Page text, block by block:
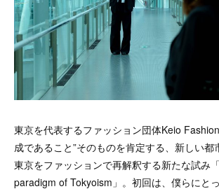
東京を代表するファッション団体Keio
成であること”そのものを肯定する、新しい都
東京をファッションで再解釈する新たな試み
paradigm of Tokyoism」。初回は、僕らにとっ